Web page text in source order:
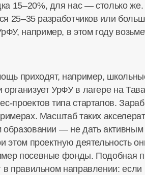
15–20%, для нас — столько
25–35 разработчиков или
например, в этом году
приходят, например,
УрФУ в лагере на
проектов типа стартапов.
Масштаб таких
образовании — не дать
этом проектную деятельность
посевные фонды. Подобная
правильном направлении: